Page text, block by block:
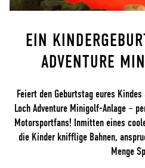
EIN
ADVENTURE
Feiert den Geburtstag eures
Loch Adventure Minigolf-Anlage –
Motorsportfans! Inmitten eines
die Kinder knifflige Bahnen,
Menge